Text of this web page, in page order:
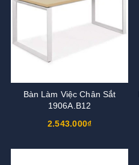
Bàn Làm Việc Chân Sắt
1906A.B12
2.543.000₫